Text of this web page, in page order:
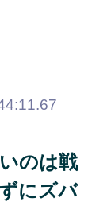
のは戦
にズバ